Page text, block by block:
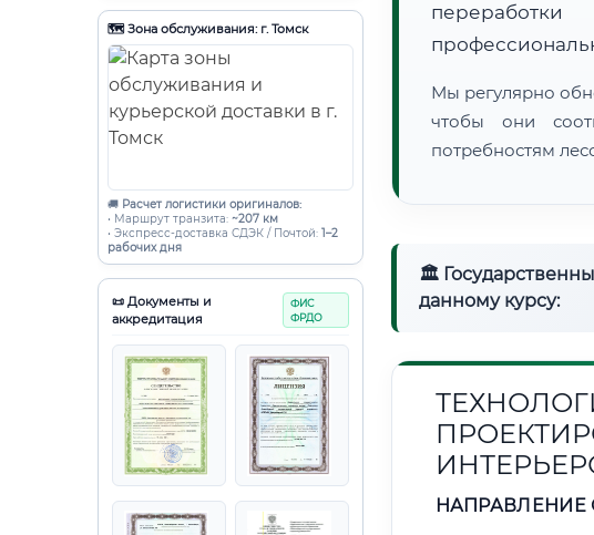
🗺️ Зона обслуживания: г. Томск
🚚 Расчет логистики оригиналов:
• Маршрут транзита: ~207 км
• Экспресс-доставка СДЭК / Почтой: 1–2
рабочих дня
📜 Документы и
аккредитация
ФИС
ФРДО
Мы регулярно
чтобы они
потребностям
🏛
данному курсу:
НАПРАВЛЕНИЕ